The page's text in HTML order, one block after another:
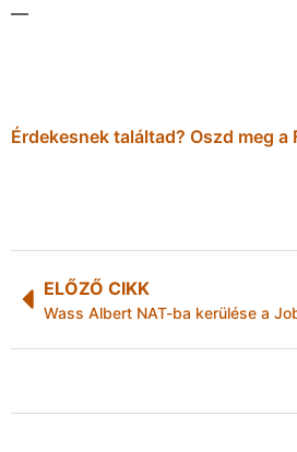
—
Érdekesnek találtad? Oszd meg a
ELŐZŐ CIKK
Wass Albert NAT-ba kerülése a